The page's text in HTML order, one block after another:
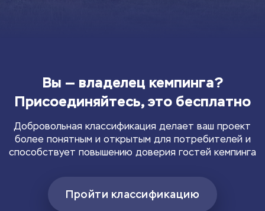
Вы — владелец кемпинга?
Присоединяйтесь, это бесплатно
Добровольная классификация делает ваш проект
более понятным и открытым для потребителей и
способствует повышению доверия гостей кемпинга
Пройти классификацию